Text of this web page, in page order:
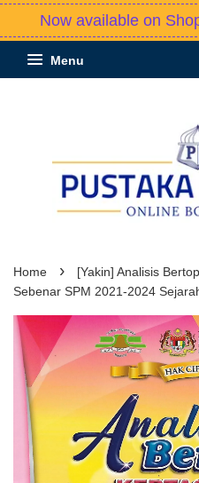
Now available on
Menu
Home ›
[Yakin] Analisis
Sebenar SPM 2021-2024